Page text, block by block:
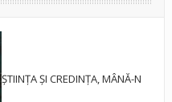
ȘTIINȚA ȘI CREDINȚA, MÂNĂ-N